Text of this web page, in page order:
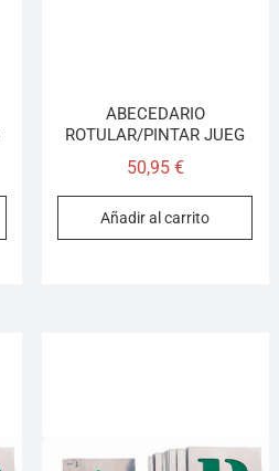
ABECEDARIO
ROTULAR/PINTAR JUEG
50,95 €
Añadir al carrito